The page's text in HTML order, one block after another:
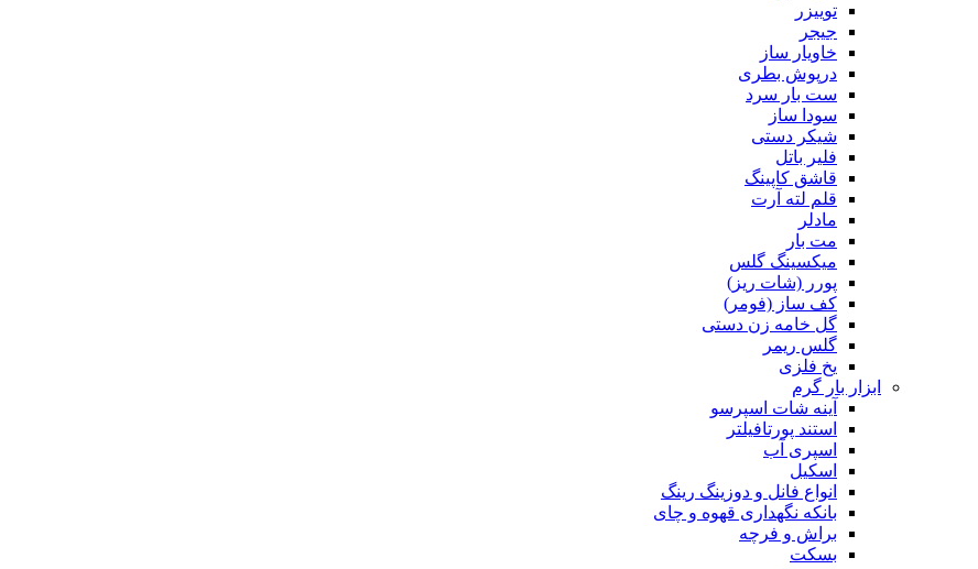
توییزر
جیجر
خاویار ساز
درپوش بطری
ست بار سرد
سودا ساز
شیکر دستی
فلیر باتل
قاشق کاپینگ
قلم لته آرت
مادلر
مت بار
میکسینگ گلس
پورر (شات ریز)
کف ساز (فومر)
گل خامه زن دستی
گلس ریمر
یخ فلزی
ابزار بار گرم
آینه شات اسپرسو
استند پورتافیلتر
اسپری آب
اسکیل
انواع فانل و دوزینگ رینگ
بانکه نگهداری قهوه و چای
براش و فرچه
بسکت